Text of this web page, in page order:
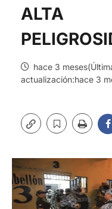
ALTA
hace 3
actualización:hace 3